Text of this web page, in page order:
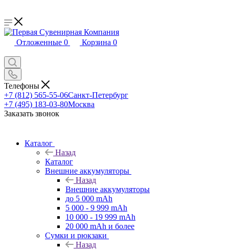
Отложенные 0 Корзина 0
Телефоны
+7 (812) 565-55-06Санкт-Петербург
+7 (495) 183-03-80Москва
Заказать звонок
Каталог
Назад
Каталог
Внешние аккумуляторы
Назад
Внешние аккумуляторы
до 5 000 mAh
5 000 - 9 999 mAh
10 000 - 19 999 mAh
20 000 mAh и более
Сумки и рюкзаки
Назад